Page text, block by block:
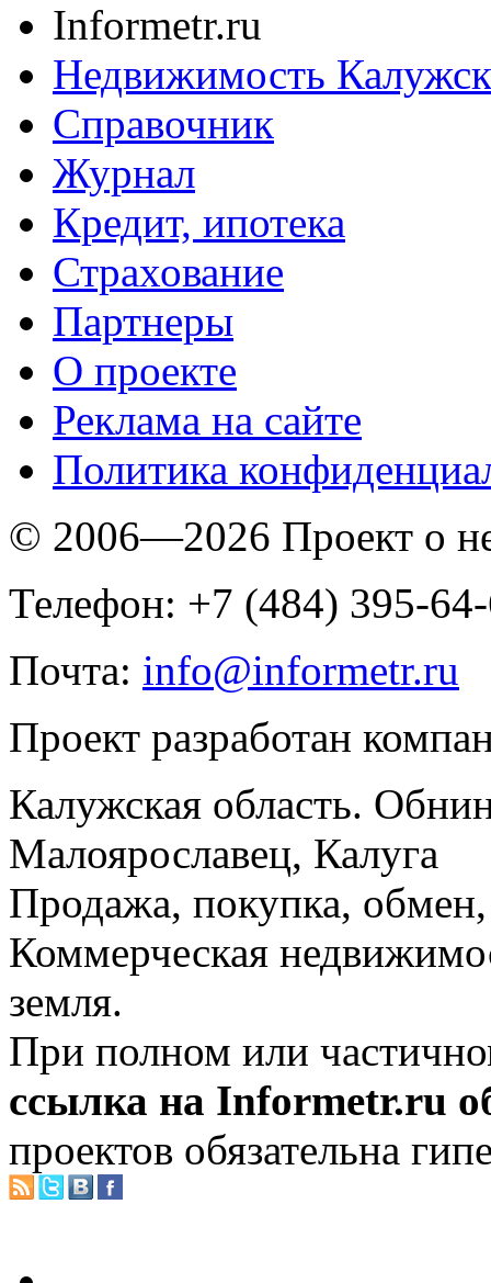
Informetr.ru
Недвижимость
Справочник
Журнал
Кредит, ипотека
Страхование
Партнеры
O проекте
Реклама на сайте
Политика
© 2006—2026 Проект о
Телефон: +7 (484) 395-
Почта: info@informetr.ru
Проект разработан
Калужская область.
Малоярославец, Калуга
Продажа, покупка, обмен,
Коммерческая
земля.
При полном или
ссылка на Informetr.ru
проектов обязательна